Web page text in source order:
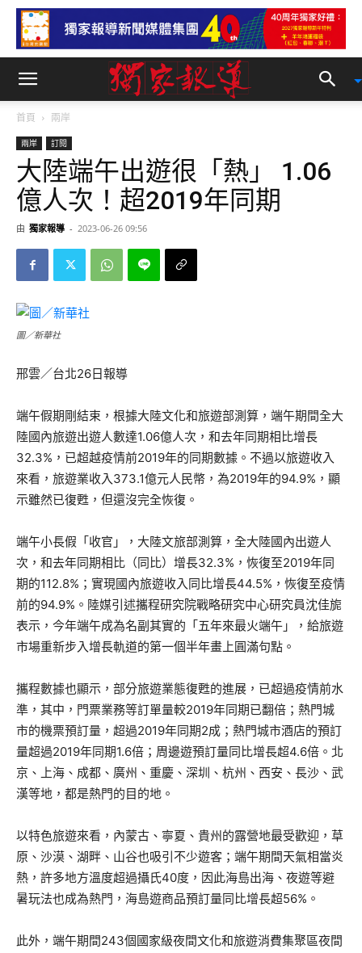
首頁 兩岸
兩岸 訂閱
大陸端午出遊很「熱」 1.06
億人次！超2019年同期
由 獨家報導 - 2023-06-26 09:56
圖／新華社
邢雲／台北26日報導
端午假期剛結束，根據大陸文化和旅遊部測算，端午期間全大
陸國內旅遊出遊人數達1.06億人次，和去年同期相比增長
32.3%，已超越疫情前2019年的同期數據。不過以旅遊收入
來看，旅遊業收入373.1億元人民幣，為2019年的94.9%，顯
示雖然已復甦，但還沒完全恢復。
端午小長假「收官」，大陸文旅部測算，全大陸國內出遊人
次，和去年同期相比（同比）增長32.3%，恢復至2019年同
期的112.8%；實現國內旅遊收入同比增長44.5%，恢復至疫情
前的94.9%。陸媒引述攜程研究院戰略研究中心研究員沈佳旎
表示，今年端午成為名副其實的「五年來最火端午」，給旅遊
市場重新步入增長軌道的第一個半年畫上圓滿句點。
攜程數據也顯示，部分旅遊業態復甦的進展，已超過疫情前水
準，其中，門票業務等訂單量較2019年同期已翻倍；熱門城
市的機票預訂量，超過2019年同期2成；熱門城市酒店的預訂
量超過2019年同期1.6倍；周邊遊預訂量同比增長超4.6倍。北
京、上海、成都、廣州、重慶、深圳、杭州、西安、長沙、武
漢等地，都是熱門的目的地。
以特色旅遊來看，內蒙古、寧夏、貴州的露營地最受歡迎，草
原、沙漠、湖畔、山谷也吸引不少遊客；端午期間天氣相當炎
熱，許多地方溫度超過攝氏40度，因此海島出海、夜遊等避
暑玩法也成為熱門，海島遊商品預訂量同比增長超56%。
此外，端午期間243個國家級夜間文化和旅遊消費集聚區夜間